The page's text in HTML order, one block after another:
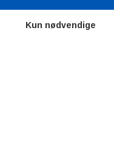
Kun nødvendige